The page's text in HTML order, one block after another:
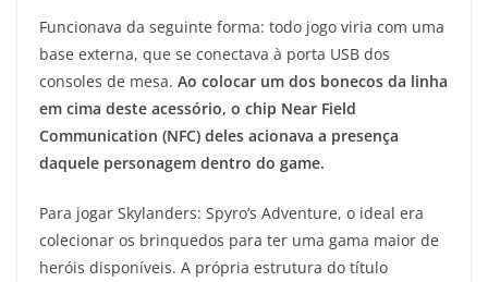
Funcionava da seguinte forma: todo jogo viria com uma
base externa, que se conectava à porta USB dos
consoles de mesa. Ao colocar um dos bonecos da linha
em cima deste acessório, o chip Near Field
Communication (NFC) deles acionava a presença
daquele personagem dentro do game.
Para jogar Skylanders: Spyro’s Adventure, o ideal era
colecionar os brinquedos para ter uma gama maior de
heróis disponíveis. A própria estrutura do título